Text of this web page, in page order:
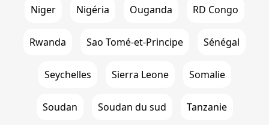
Niger Nigéria Ouganda RD Congo
Rwanda Sao Tomé-et-Principe Sénégal
Seychelles Sierra Leone Somalie
Soudan Soudan du sud Tanzanie